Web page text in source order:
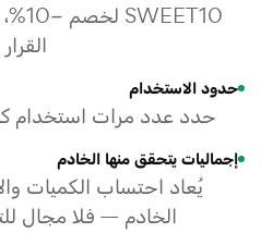
حدود الاستخدام
حدد عدد مرات استخدام
إجماليات يتحقق منها الخادم
يُعاد احتساب الكميات
الخادم — فلا مجال